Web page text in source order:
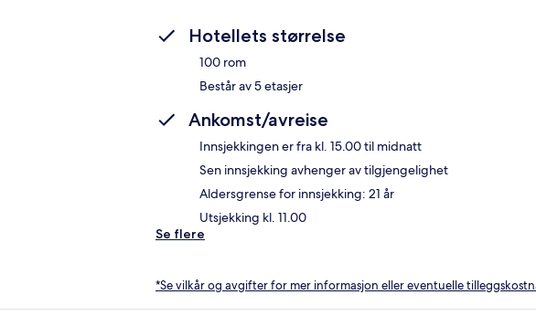
Hotellets størrelse
100 rom
Består av 5 etasjer
Ankomst/avreise
Innsjekkingen er fra kl. 15.00 til midnatt
Sen innsjekking avhenger av tilgjengelighet
Aldersgrense for innsjekking: 21 år
Utsjekking kl. 11.00
Se flere
*Se vilkår og avgifter for mer informasjon eller eventuelle